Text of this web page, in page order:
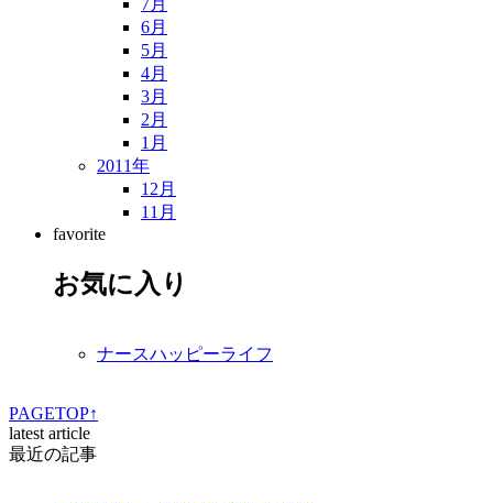
7月
6月
5月
4月
3月
2月
1月
2011年
12月
11月
favorite
お気に入り
ナースハッピーライフ
PAGETOP↑
latest article
最近の記事